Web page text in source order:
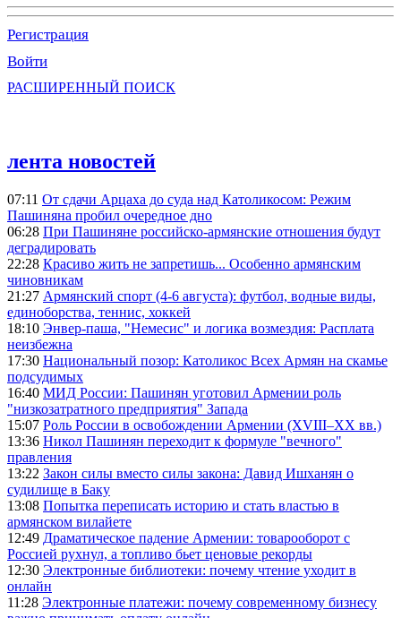
Регистрация
Войти
РАСШИРЕННЫЙ ПОИСК
лента новостей
07:11 От сдачи Арцаха до суда над Католикосом: Режим
Пашиняна пробил очередное дно
06:28 При Пашиняне российско-армянские отношения будут
деградировать
22:28 Красиво жить не запретишь... Особенно армянским
чиновникам
21:27 Армянский спорт (4-6 августа): футбол, водные виды,
единоборства, теннис, хоккей
18:10 Энвер-паша, "Немесис" и логика возмездия: Расплата
неизбежна
17:30 Национальный позор: Католикос Всех Армян на скамье
подсудимых
16:40 МИД России: Пашинян уготовил Армении роль
"низкозатратного предприятия" Запада
15:07 Роль России в освобождении Армении (XVIII–XX вв.)
13:36 Никол Пашинян переходит к формуле "вечного"
правления
13:22 Закон силы вместо силы закона: Давид Ишханян о
судилище в Баку
13:08 Попытка переписать историю и стать властью в
армянском вилайете
12:49 Драматическое падение Армении: товарооборот с
Россией рухнул, а топливо бьет ценовые рекорды
12:30 Электронные библиотеки: почему чтение уходит в
онлайн
11:28 Электронные платежи: почему современному бизнесу